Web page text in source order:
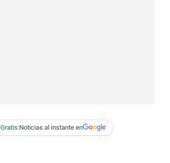
Gratis:Noticias al instante en